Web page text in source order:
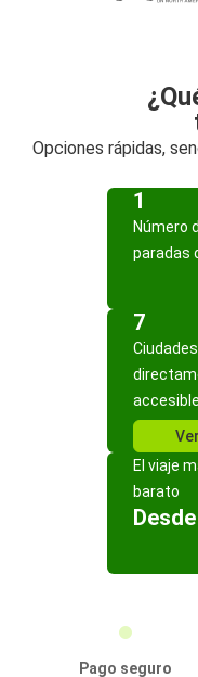
Opciones rápidas,
1
Número
paradas
7
Ciudades
El viaje
barato
Pago seguro